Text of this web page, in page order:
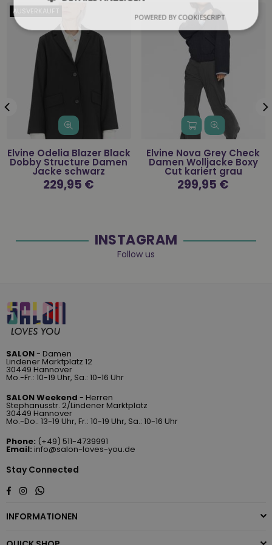
AUSVERKAUFT
Elvine Odelia Blazer Black
Dobby Structure Damen
Jacke schwarz
Normaler
Preis
229,95 €
Elvine Nova Grey Check
Damen Wolljacke Boxy
Cut kariert grau
Normaler
Preis
299,95 €
INSTAGRAM
Follow us
SALON- Damen
Lindener Marktplatz 12
30449 Hannover
Mo.-Fr.: 10-19 Uhr, Sa.: 10-16 Uhr
SALON Weekend - Herren
Stephanusstr. 2/Lindener Marktplatz
30449 Hannover
Mo.-Do.: 13-19 Uhr, Fr.: 10-19 Uhr, Sa.: 10-16 Uhr
Phone: (+49) 511-4739991
Email: info@salon-loves-you.de
Stay Connected
Facebook
InstagramWhatsapp
INFORMATIONEN
POWERED BY COOKIESCRIPT